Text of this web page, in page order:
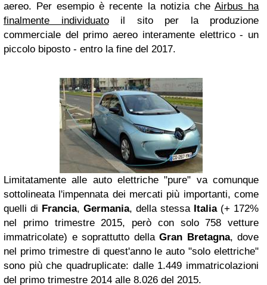
aereo. Per esempio è recente la notizia che Airbus ha
finalmente individuatoil sito per la produzione
commerciale del primo aereo interamente elettrico - un
piccolo biposto - entro la fine del 2017.
Limitatamente alle auto elettriche "pure" va comunque
sottolineata l'impennata dei mercati più importanti, come
quelli di Francia, Germania, della stessa Italia(+ 172%
nel primo trimestre 2015, però con solo 758 vetture
immatricolate) e soprattutto della Gran Bretagna, dove
nel primo trimestre di quest'anno le auto "solo elettriche"
sono più che quadruplicate: dalle 1.449 immatricolazioni
del primo trimestre 2014 alle 8.026 del 2015.